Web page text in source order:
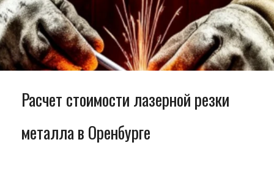
Расчет стоимости лазерной резки
металла в Оренбурге